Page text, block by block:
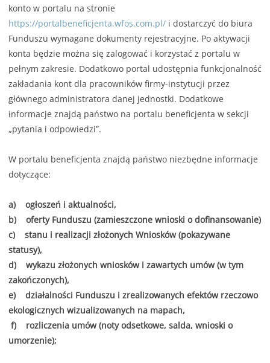
konto w portalu na stronie
https://portalbeneficjenta.wfos.com.pl/i dostarczyć do biura
Funduszu wymagane dokumenty rejestracyjne. Po aktywacji
konta będzie można się zalogować i korzystać z portalu w
pełnym zakresie. Dodatkowo portal udostępnia funkcjonalność
zakładania kont dla pracowników firmy-instytucji przez
głównego administratora danej jednostki. Dodatkowe
informacje znajdą państwo na portalu beneficjenta w sekcji
„pytania i odpowiedzi”.
W portalu beneficjenta znajdą państwo niezbędne informacje
dotyczące:
a) ogłoszeń i aktualności,
b) oferty Funduszu (zamieszczone wnioski o dofinansowanie)
c) stanu i realizacji złożonych Wniosków (pokazywane
statusy),
d) wykazu złożonych wniosków i zawartych umów (w tym
zakończonych),
e) działalności Funduszu i zrealizowanych efektów rzeczowo
ekologicznych wizualizowanych na mapach,
f) rozliczenia umów (noty odsetkowe, salda, wnioski o
umorzenie);